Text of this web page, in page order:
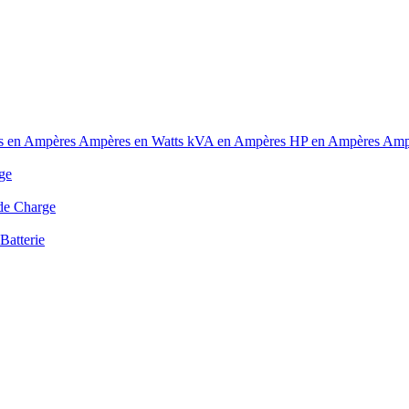
en Ampères Ampères en Watts kVA en Ampères HP en Ampères
Charge